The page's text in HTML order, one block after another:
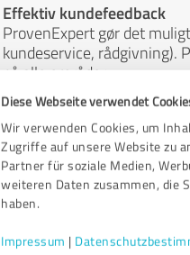
Diese Webseite verwendet
Wir verwenden Cookies, um
Zugriffe auf unsere Website zu
Partner für soziale Medien,
weiteren Daten zusammen, die
haben.
Impressum |
Effektiv kundefeedback
ProvenExpert gør det
kundeservice, rådgivning).
på alle områder.
Independent reviews
ProvenExpert er gratis,
- deres meninger er ikke til
eller på nogen anden måde.